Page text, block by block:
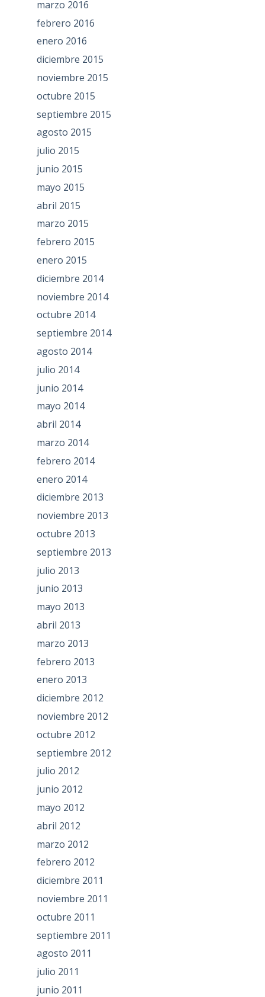
marzo 2016
febrero 2016
enero 2016
diciembre 2015
noviembre 2015
octubre 2015
septiembre 2015
agosto 2015
julio 2015
junio 2015
mayo 2015
abril 2015
marzo 2015
febrero 2015
enero 2015
diciembre 2014
noviembre 2014
octubre 2014
septiembre 2014
agosto 2014
julio 2014
junio 2014
mayo 2014
abril 2014
marzo 2014
febrero 2014
enero 2014
diciembre 2013
noviembre 2013
octubre 2013
septiembre 2013
julio 2013
junio 2013
mayo 2013
abril 2013
marzo 2013
febrero 2013
enero 2013
diciembre 2012
noviembre 2012
octubre 2012
septiembre 2012
julio 2012
junio 2012
mayo 2012
abril 2012
marzo 2012
febrero 2012
diciembre 2011
noviembre 2011
octubre 2011
septiembre 2011
agosto 2011
julio 2011
junio 2011